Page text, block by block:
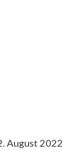
August 2022